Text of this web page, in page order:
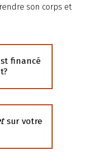
son corps et
financé
sur votre